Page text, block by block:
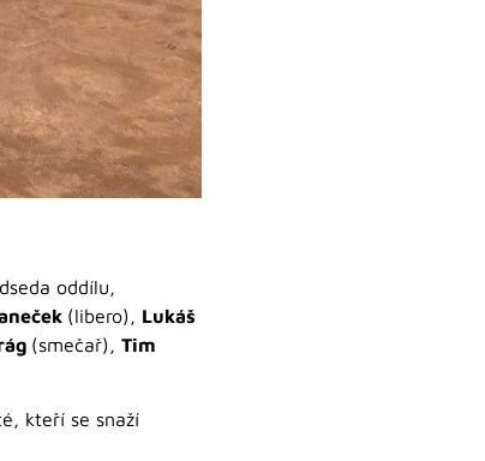
oddílu,
(libero), Lukáš
(smečař), Tim
kteří se snaží